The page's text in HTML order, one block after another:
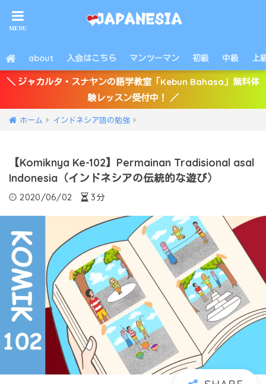
about 入会はこちら マンツーマン 初級 中級 上
＼ ジャカルタ・スナヤンの語学教室「Kebun Bahasa」無料体
験レッスン受付中！ ／
ホーム インドネシア語の勉強
【Komiknya Ke-102】Permainan Tradisional asal
Indonesia（インドネシアの伝統的な遊び）
2020/06/02 3分